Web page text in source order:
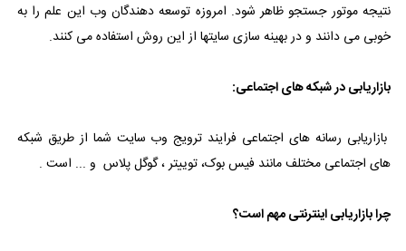
نتیجه موتور جستجو ظاهر شود. امروزه توسعه دهندگان وب این علم را به
خوبی می دانند و در بهینه سازی سایتها از این روش استفاده می کنند.
بازاریابی در شبکه های اجتماعی:
بازاریابی رسانه های اجتماعی فرایند ترویج وب سایت شما از طریق شبکه
های اجتماعی مختلف مانند فیس بوک، توییتر ، گوگل پلاس و ... است .
چرا بازاریابی اینترنتی مهم است؟